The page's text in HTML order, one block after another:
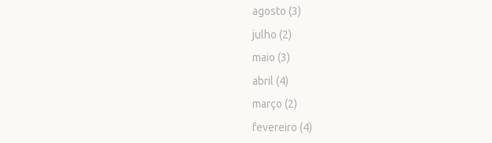
agosto (3)
julho (2)
maio (3)
abril (4)
março (2)
fevereiro (4)